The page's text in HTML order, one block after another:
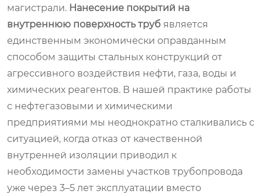
магистрали. Нанесение покрытий на
внутреннюю поверхность труб является
единственным экономически оправданным
способом защиты стальных конструкций от
агрессивного воздействия нефти, газа, воды и
химических реагентов. В нашей практике работы
с нефтегазовыми и химическими
предприятиями мы неоднократно сталкивались с
ситуацией, когда отказ от качественной
внутренней изоляции приводил к
необходимости замены участков трубопровода
уже через 3–5 лет эксплуатации вместо